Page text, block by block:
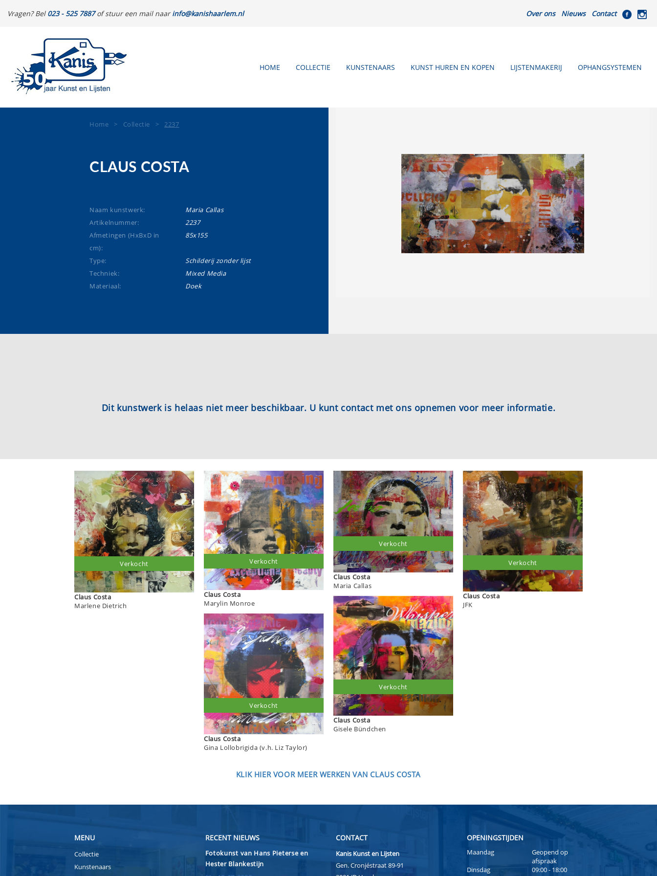
Vragen? Bel 023 - 525 7887of stuur een mail naarinfo@kanishaarlem.nl Over ons Nieuws Contact
HOME COLLECTIE KUNSTENAARS KUNST HUREN EN KOPEN LIJSTENMAKERIJ OPHANGSYSTEMEN
Home > Collectie >2237
CLAUS COSTA
Naam kunstwerk:
Maria Callas
Artikelnummer:
2237
Afmetingen (HxBxD in
cm):
85x155
Type:
Schilderij zonder lijst
Techniek:
Mixed Media
Materiaal:
Doek
Dit kunstwerk is helaas niet meer beschikbaar. U kunt contact met ons opnemen voor meer informatie.
Claus Costa
Marlene Dietrich
Verkocht
Claus Costa
Marylin Monroe
Verkocht
Claus Costa
Gina Lollobrigida (v.h. Liz Taylor)
Verkocht
Claus Costa
Maria Callas
Verkocht
Claus Costa
Gisele Bündchen
Verkocht
Claus Costa
JFK
Verkocht
KLIK HIER VOOR MEER WERKEN VAN CLAUS COSTA
MENU
Collectie
Kunstenaars
RECENT NIEUWS
Fotokunst van Hans Pieterse en
Hester Blankestijn
CONTACT
Kanis Kunst en Lijsten
Gen. Cronjéstraat 89-91
OPENINGSTIJDEN
Maandag
Geopend op
afspraak
Dinsdag
09:00 - 18:00